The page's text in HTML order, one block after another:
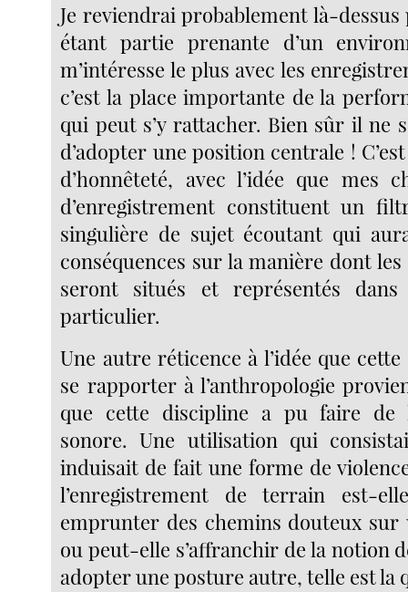
Je reviendrai probablement là-
étant partie prenante d’un
m’intéresse le plus avec les
c’est la place importante de la
qui peut s’y rattacher. Bien sûr il ne
d’adopter une position centrale !
d’honnêteté, avec l’idée que mes
d’enregistrement constituent un
singulière de sujet écoutant qui
conséquences sur la manière dont
seront situés et représentés
particulier.
Une autre réticence à l’idée que
se rapporter à l’anthropologie
que cette discipline a pu faire de
sonore. Une utilisation qui
induisait de fait une forme de
l’enregistrement de terrain est-
emprunter des chemins douteux sur
ou peut-elle s’affranchir de la notion
adopter une posture autre, telle est la